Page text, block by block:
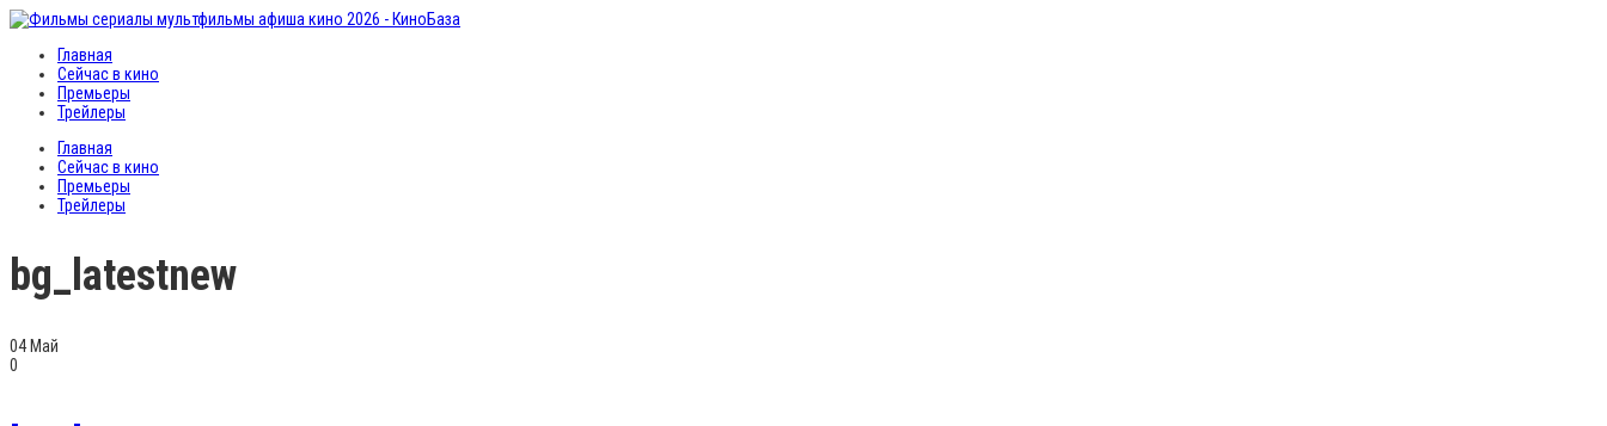
Главная
Сейчас в кино
Премьеры
Трейлеры
Главная
Сейчас в кино
Премьеры
Трейлеры
bg_latestnew
04 Май
0